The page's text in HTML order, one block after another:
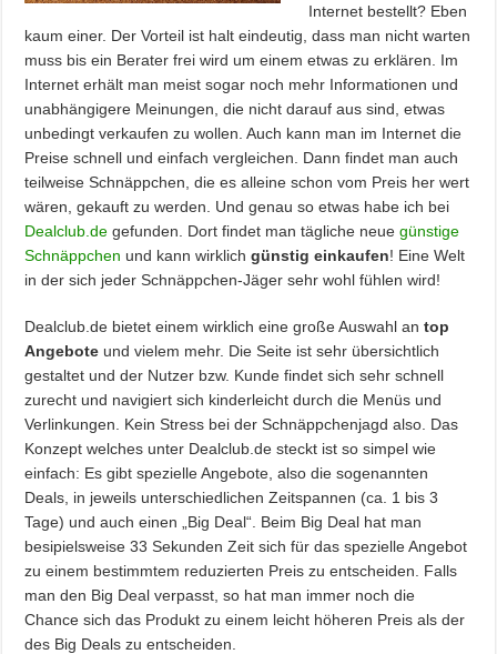
Internet bestellt? Eben
kaum einer. Der Vorteil ist halt eindeutig, dass man nicht warten
muss bis ein Berater frei wird um einem etwas zu erklären. Im
Internet erhält man meist sogar noch mehr Informationen und
unabhängigere Meinungen, die nicht darauf aus sind, etwas
unbedingt verkaufen zu wollen. Auch kann man im Internet die
Preise schnell und einfach vergleichen. Dann findet man auch
teilweise Schnäppchen, die es alleine schon vom Preis her wert
wären, gekauft zu werden. Und genau so etwas habe ich bei
Dealclub.de gefunden. Dort findet man tägliche neuegünstige
Schnäppchen und kann wirklichgünstig einkaufen! Eine Welt
in der sich jeder Schnäppchen-Jäger sehr wohl fühlen wird!
Dealclub.de bietet einem wirklich eine große Auswahl antop
Angebote und vielem mehr. Die Seite ist sehr übersichtlich
gestaltet und der Nutzer bzw. Kunde findet sich sehr schnell
zurecht und navigiert sich kinderleicht durch die Menüs und
Verlinkungen. Kein Stress bei der Schnäppchenjagd also. Das
Konzept welches unter Dealclub.de steckt ist so simpel wie
einfach: Es gibt spezielle Angebote, also die sogenannten
Deals, in jeweils unterschiedlichen Zeitspannen (ca. 1 bis 3
Tage) und auch einen „Big Deal“. Beim Big Deal hat man
besipielsweise 33 Sekunden Zeit sich für das spezielle Angebot
zu einem bestimmtem reduzierten Preis zu entscheiden. Falls
man den Big Deal verpasst, so hat man immer noch die
Chance sich das Produkt zu einem leicht höheren Preis als der
des Big Deals zu entscheiden.